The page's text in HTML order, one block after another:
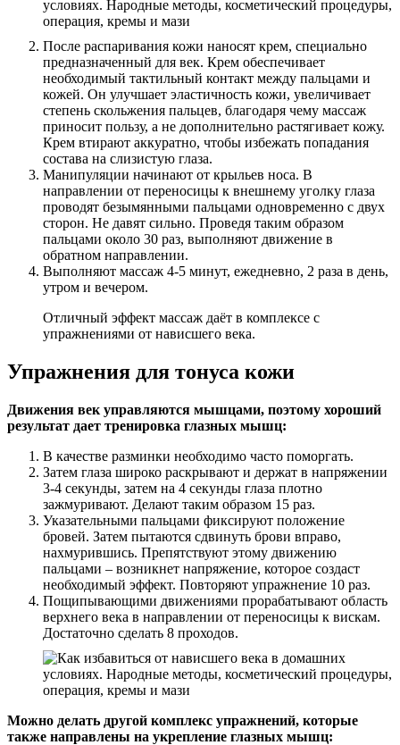
После распаривания кожи наносят крем, специально
предназначенный для век. Крем обеспечивает
необходимый тактильный контакт между пальцами и
кожей. Он улучшает эластичность кожи, увеличивает
степень скольжения пальцев, благодаря чему массаж
приносит пользу, а не дополнительно растягивает кожу.
Крем втирают аккуратно, чтобы избежать попадания
состава на слизистую глаза.
Манипуляции начинают от крыльев носа. В
направлении от переносицы к внешнему уголку глаза
проводят безымянными пальцами одновременно с двух
сторон. Не давят сильно. Проведя таким образом
пальцами около 30 раз, выполняют движение в
обратном направлении.
Выполняют массаж 4-5 минут, ежедневно, 2 раза в день,
утром и вечером.
Отличный эффект массаж даёт в комплексе с
упражнениями от нависшего века.
Упражнения для тонуса кожи
Движения век управляются мышцами, поэтому хороший
результат дает тренировка глазных мышц:
В качестве разминки необходимо часто поморгать.
Затем глаза широко раскрывают и держат в напряжении
3-4 секунды, затем на 4 секунды глаза плотно
зажмуривают. Делают таким образом 15 раз.
Указательными пальцами фиксируют положение
бровей. Затем пытаются сдвинуть брови вправо,
нахмурившись. Препятствуют этому движению
пальцами – возникнет напряжение, которое создаст
необходимый эффект. Повторяют упражнение 10 раз.
Пощипывающими движениями прорабатывают область
верхнего века в направлении от переносицы к вискам.
Достаточно сделать 8 проходов.
Можно делать другой комплекс упражнений, которые
также направлены на укрепление глазных мышц: